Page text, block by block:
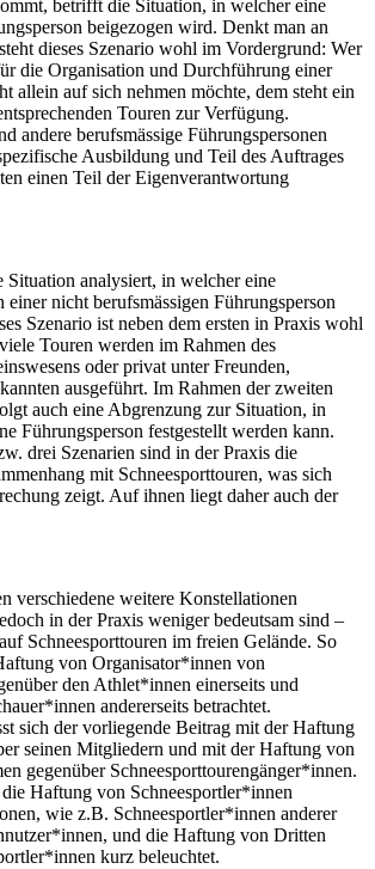
betrifft die Situation, in welcher eine
beigezogen wird. Denkt man an
dieses Szenario wohl im Vordergrund: Wer
die Organisation und Durchführung einer
allein auf sich nehmen möchte, dem steht ein
Touren zur Verfügung.
andere berufsmässige Führungspersonen
Ausbildung und Teil des Auftrages
einen Teil der Eigenverantwortung
analysiert, in welcher eine
einer nicht berufsmässigen Führungsperson
Szenario ist neben dem ersten in Praxis wohl
Touren werden im Rahmen des
oder privat unter Freunden,
ausgeführt. Im Rahmen der zweiten
auch eine Abgrenzung zur Situation, in
Führungsperson festgestellt werden kann.
drei Szenarien sind in der Praxis die
mit Schneesporttouren, was sich
zeigt. Auf ihnen liegt daher auch der
verschiedene weitere Konstellationen
in der Praxis weniger bedeutsam sind –
Schneesporttouren im freien Gelände. So
von Organisator*innen von
den Athlet*innen einerseits und
andererseits betrachtet.
sich der vorliegende Beitrag mit der Haftung
seinen Mitgliedern und mit der Haftung von
gegenüber Schneesporttourengänger*innen.
Haftung von Schneesportler*innen
wie z.B. Schneesportler*innen anderer
und die Haftung von Dritten
kurz beleuchtet.